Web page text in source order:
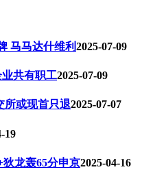
马马达什维利2025-07-09
共有职工2025-07-09
所或现首只退2025-07-07
19
龙轰65分申京2025-04-16